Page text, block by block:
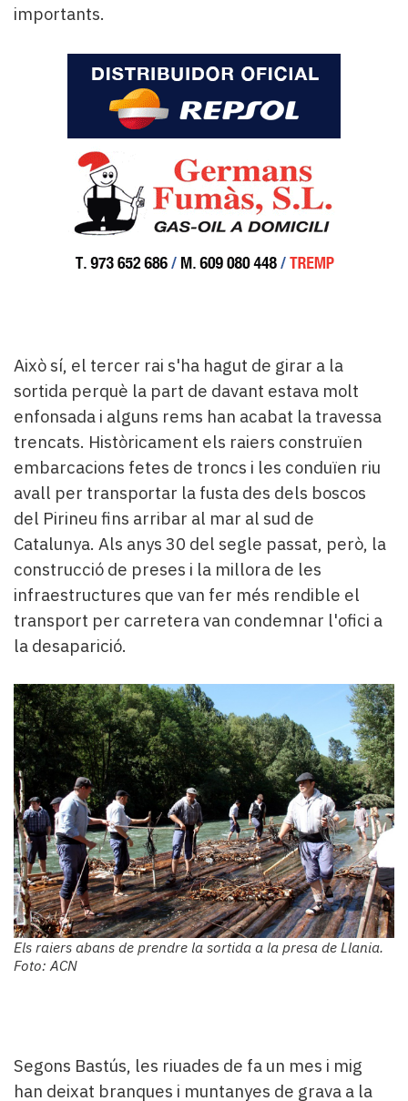
importants.
Això sí, el tercer rai s'ha hagut de girar a la
sortida perquè la part de davant estava molt
enfonsada i alguns rems han acabat la travessa
trencats. Històricament els raiers construïen
embarcacions fetes de troncs i les conduïen riu
avall per transportar la fusta des dels boscos
del Pirineu fins arribar al mar al sud de
Catalunya. Als anys 30 del segle passat, però, la
construcció de preses i la millora de les
infraestructures que van fer més rendible el
transport per carretera van condemnar l'ofici a
la desaparició.
Els raiers abans de prendre la sortida a la presa de Llania.
Foto: ACN
Segons Bastús, les riuades de fa un mes i mig
han deixat branques i muntanyes de grava a la